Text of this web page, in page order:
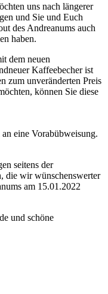
uns nach längerer
und Sie und Euch
des Andreanums auch
haben.
dem neuen
Kaffeebecher ist
zum unveränderten Preis
können Sie diese
eine Vorabübweisung.
seitens der
die wir wünschenswerter
am 15.01.2022
und schöne